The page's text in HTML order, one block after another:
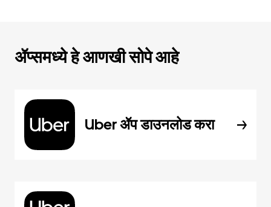
ॲप्समध्ये हे आणखी सोपे आहे
Uber ॲप डाउनलोड करा